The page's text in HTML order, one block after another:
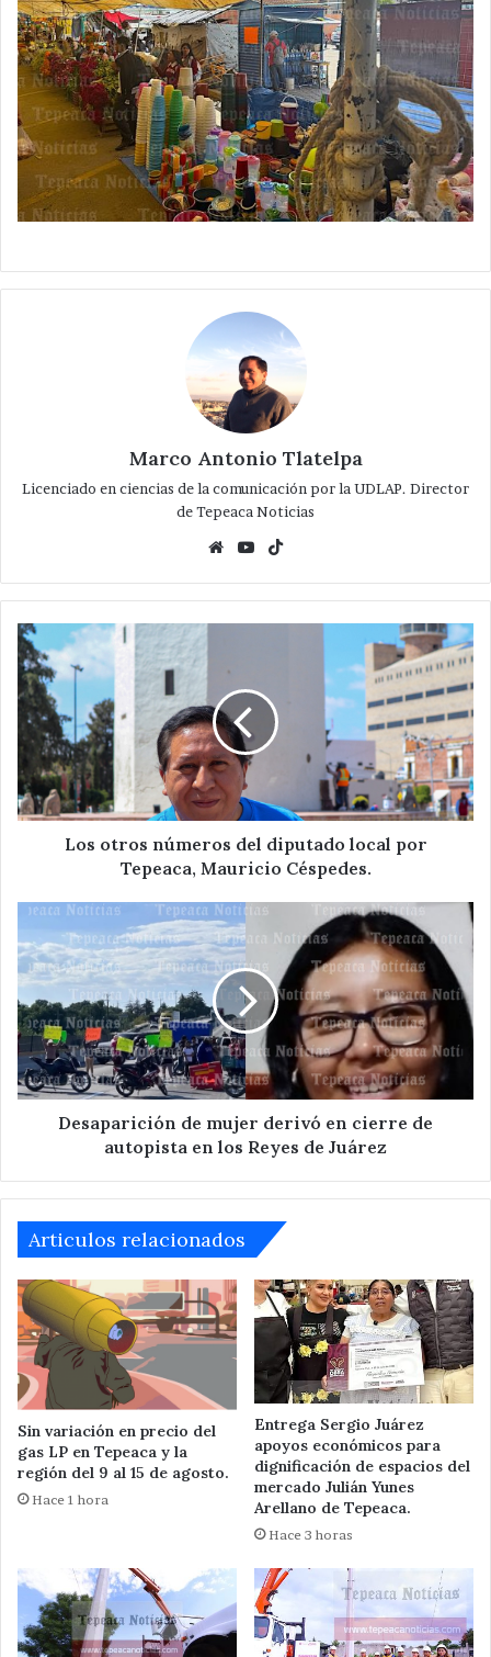
Marco Antonio Tlatelpa
Licenciado en ciencias de la comunicación por la UDLAP. Director
de Tepeaca Noticias
WebsiteYouTube
Los
otros
números
del
diputado
local
por
Tepeaca,
Mauricio
Céspedes.Los otros números del diputado local por
Tepeaca, Mauricio Céspedes.
Desaparición
mujer
derivó
en
cierre
de
autopista
en
Desaparición de mujer derivó en cierre de
autopista en los Reyes de Juárez
Articulos relacionados
Sin variación en precio del
gas LP en Tepeaca y la
región del 9 al 15 de agosto.
Hace 1 hora
Entrega Sergio Juárez
apoyos económicos para
dignificación de espacios del
mercado Julián Yunes
Arellano de Tepeaca.
Hace 3 horas